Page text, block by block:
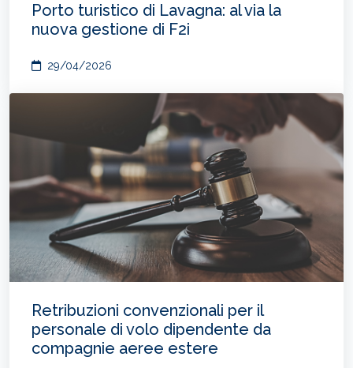
Porto turistico di Lavagna: al via la
nuova gestione di F2i
29/04/2026
Retribuzioni convenzionali per il
personale di volo dipendente da
compagnie aeree estere